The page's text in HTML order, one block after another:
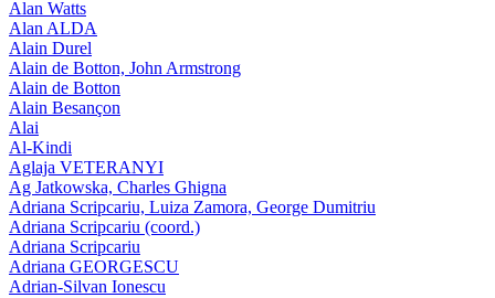
Alan Watts
Alan ALDA
Alain Durel
Alain de Botton, John Armstrong
Alain de Botton
Alain Besançon
Alai
Al-Kindi
Aglaja VETERANYI
Ag Jatkowska, Charles Ghigna
Adriana Scripcariu, Luiza Zamora, George Dumitriu
Adriana Scripcariu (coord.)
Adriana Scripcariu
Adriana GEORGESCU
Adrian-Silvan Ionescu